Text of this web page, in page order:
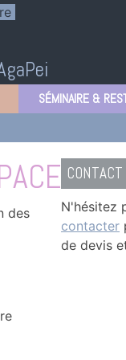
SÉMINAIRE &
des
CONTACT
N'hésitez
contacter
de devis